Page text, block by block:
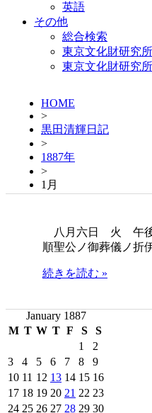
英語
その他
総合検索
東京文化財研究
東京文化財研究
HOME
>
黒田清輝日記
>
1887年
>
1月
八月六日 火 午
順聖公ノ御葬儀ノ折
続きを読む »
January 1887
M T W T F S S
1
2
3
4 5 6 7 8
9
10 11 12 13 14 15 16
17 18 19 20 21 22 23
24 25 26 27 28 29 30